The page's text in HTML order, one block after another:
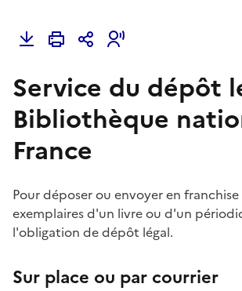
Service du dépôt
Bibliothèque
France
Pour déposer ou envoyer en
exemplaires d'un livre ou d'un
l'obligation de dépôt légal.
Sur place ou par courrier